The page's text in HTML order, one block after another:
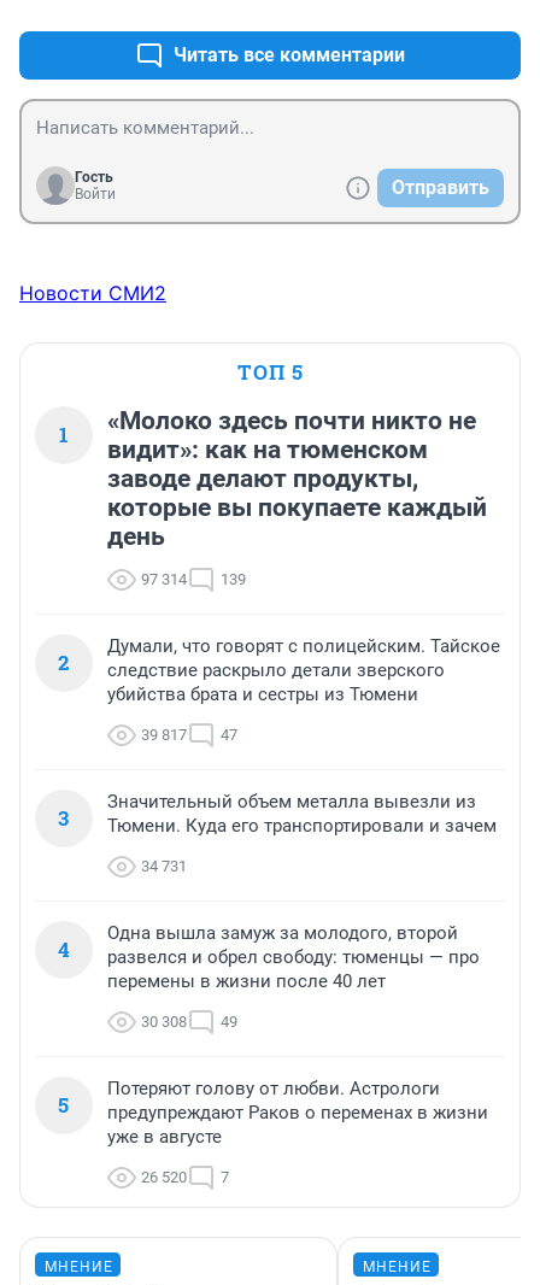
Читать все комментарии
Гость
Войти
Отправить
Новости СМИ2
ТОП 5
1
«Молоко здесь почти никто не
видит»: как на тюменском
заводе делают продукты,
которые вы покупаете каждый
день
97 314 139
2
Думали, что говорят с полицейским. Тайское
следствие раскрыло детали зверского
убийства брата и сестры из Тюмени
39 817 47
3
Значительный объем металла вывезли из
Тюмени. Куда его транспортировали и зачем
34 731
4
Одна вышла замуж за молодого, второй
развелся и обрел свободу: тюменцы — про
перемены в жизни после 40 лет
30 308 49
5
Потеряют голову от любви. Астрологи
предупреждают Раков о переменах в жизни
уже в августе
26 520 7
МНЕНИЕ МНЕНИЕ